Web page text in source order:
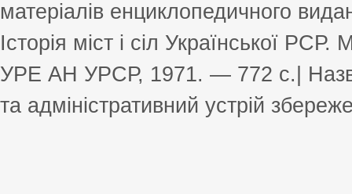
матеріалів енциклопедичного
Історія міст і сіл Української
УРЕ АН УРСР, 1971. — 772 с.| Назви
та адміністративний устрій